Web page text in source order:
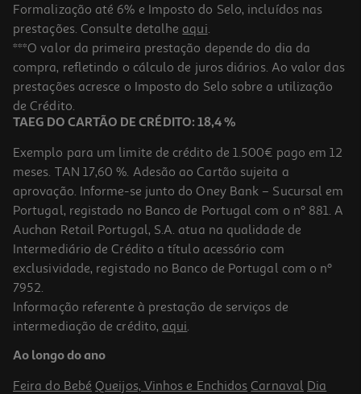
Puzzle Horses Clementoni 1000 Peças
9.74 €/un
Price reduced from
12,99 €to
9,74 €
Promoção
-25%
Puzzle Coliseum Clementoni Sunrise 3000 Peças
18.74 €/un
Formalização até 6% e Imposto do Selo, incluídos nas
prestações. Consulte detalhe aqui.
***O valor da primeira prestação depende do dia da
compra, refletindo o cálculo de juros diários. Ao valor das
prestações acresce o Imposto do Selo sobre a utilização
de Crédito.
TAEG DO CARTÃO DE CRÉDITO: 18,4 %
Exemplo para um limite de crédito de 1.500€ pago em 12
meses. TAN 17,60 %. Adesão ao Cartão sujeita a
aprovação. Informe-se junto do Oney Bank – Sucursal em
Portugal, registado no Banco de Portugal com o nº 881. A
Auchan Retail Portugal, S.A. atua na qualidade de
Intermediário de Crédito a título acessório com
exclusividade, registado no Banco de Portugal com o nº
7952.
Informação referente à prestação de serviços de
intermediação de crédito, aqui.
Ao longo do ano
Feira do Bebé Queijos, Vinhos e Enchidos Carnaval Dia